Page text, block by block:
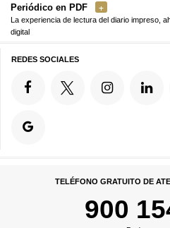
Periódico en PDF
La experiencia de lectura del diario impreso,
digital
REDES SOCIALES
TELÉFONO GRATUITO DE
900